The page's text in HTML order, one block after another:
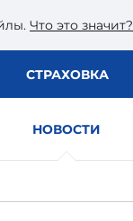
Что это значит?
СТРАХОВКА
НОВОСТИ